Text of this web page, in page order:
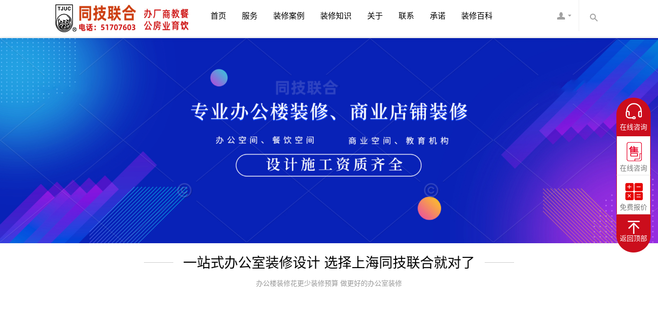
首页 服务 装修案例 装修知识 关于 联系 承诺 装修百科
一站式办公室装修设计 选择上海同技联合就对了
办公楼装修花更少装修预算 做更好的办公室装修
在线咨询
在线咨询
免费报价
返回顶部